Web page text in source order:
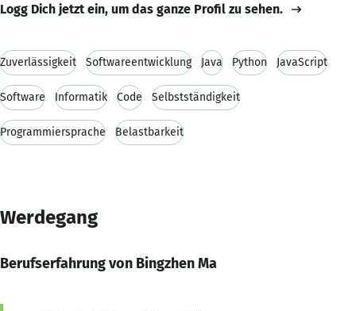
Logg Dich jetzt ein, um das ganze Profil zu sehen.
Zuverlässigkeit Softwareentwicklung Java Python JavaScript
Software Informatik Code Selbstständigkeit
Programmiersprache Belastbarkeit
Werdegang
Berufserfahrung von Bingzhen Ma